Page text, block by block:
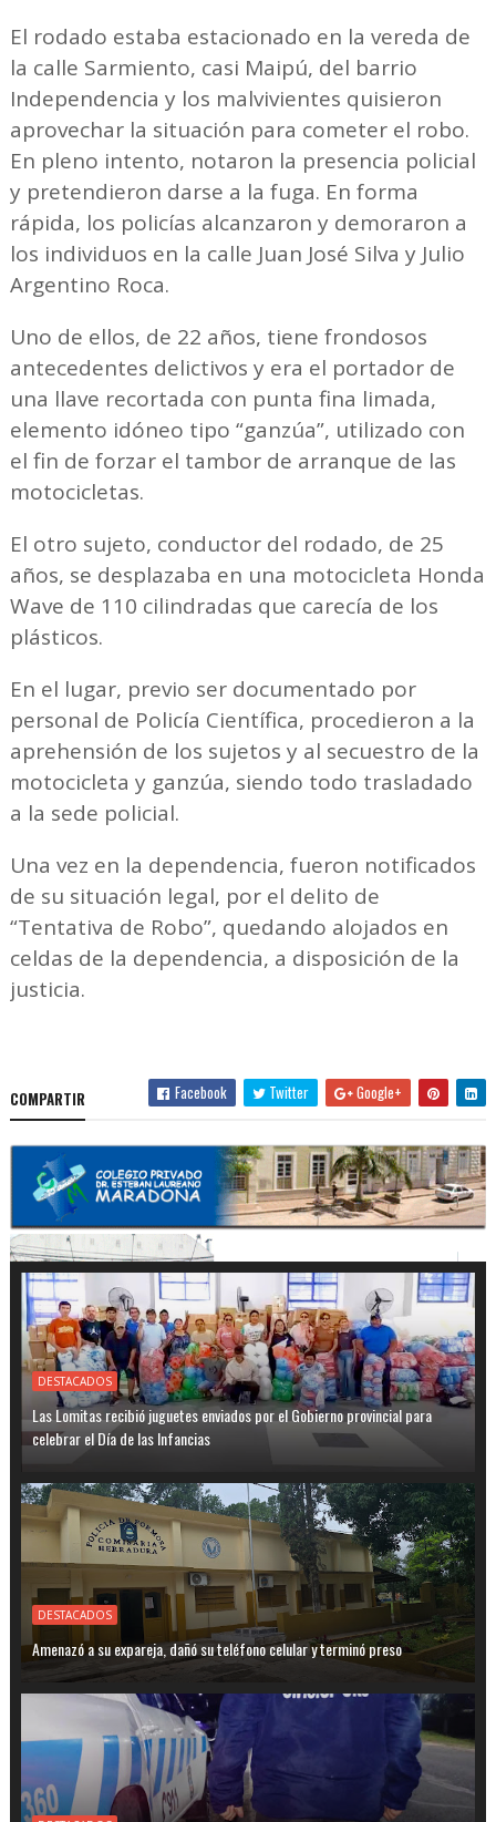
El rodado estaba estacionado en la vereda de
la calle Sarmiento, casi Maipú, del barrio
Independencia y los malvivientes quisieron
aprovechar la situación para cometer el robo.
En pleno intento, notaron la presencia policial
y pretendieron darse a la fuga. En forma
rápida, los policías alcanzaron y demoraron a
los individuos en la calle Juan José Silva y Julio
Argentino Roca.
Uno de ellos, de 22 años, tiene frondosos
antecedentes delictivos y era el portador de
una llave recortada con punta fina limada,
elemento idóneo tipo “ganzúa”, utilizado con
el fin de forzar el tambor de arranque de las
motocicletas.
El otro sujeto, conductor del rodado, de 25
años, se desplazaba en una motocicleta Honda
Wave de 110 cilindradas que carecía de los
plásticos.
En el lugar, previo ser documentado por
personal de Policía Científica, procedieron a la
aprehensión de los sujetos y al secuestro de la
motocicleta y ganzúa, siendo todo trasladado
a la sede policial.
Una vez en la dependencia, fueron notificados
de su situación legal, por el delito de
“Tentativa de Robo”, quedando alojados en
celdas de la dependencia, a disposición de la
justicia.
COMPARTIR Facebook Twitter Google+
DESTACADOS
Las Lomitas recibió juguetes enviados por el Gobierno provincial para
celebrar el Día de las Infancias
DESTACADOS
Amenazó a su expareja, dañó su teléfono celular y terminó preso